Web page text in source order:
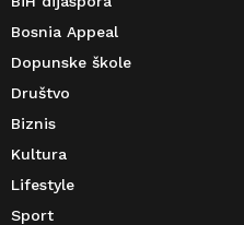
Bosnia Appeal
Dopunske škole
Društvo
Biznis
Kultura
Lifestyle
Sport